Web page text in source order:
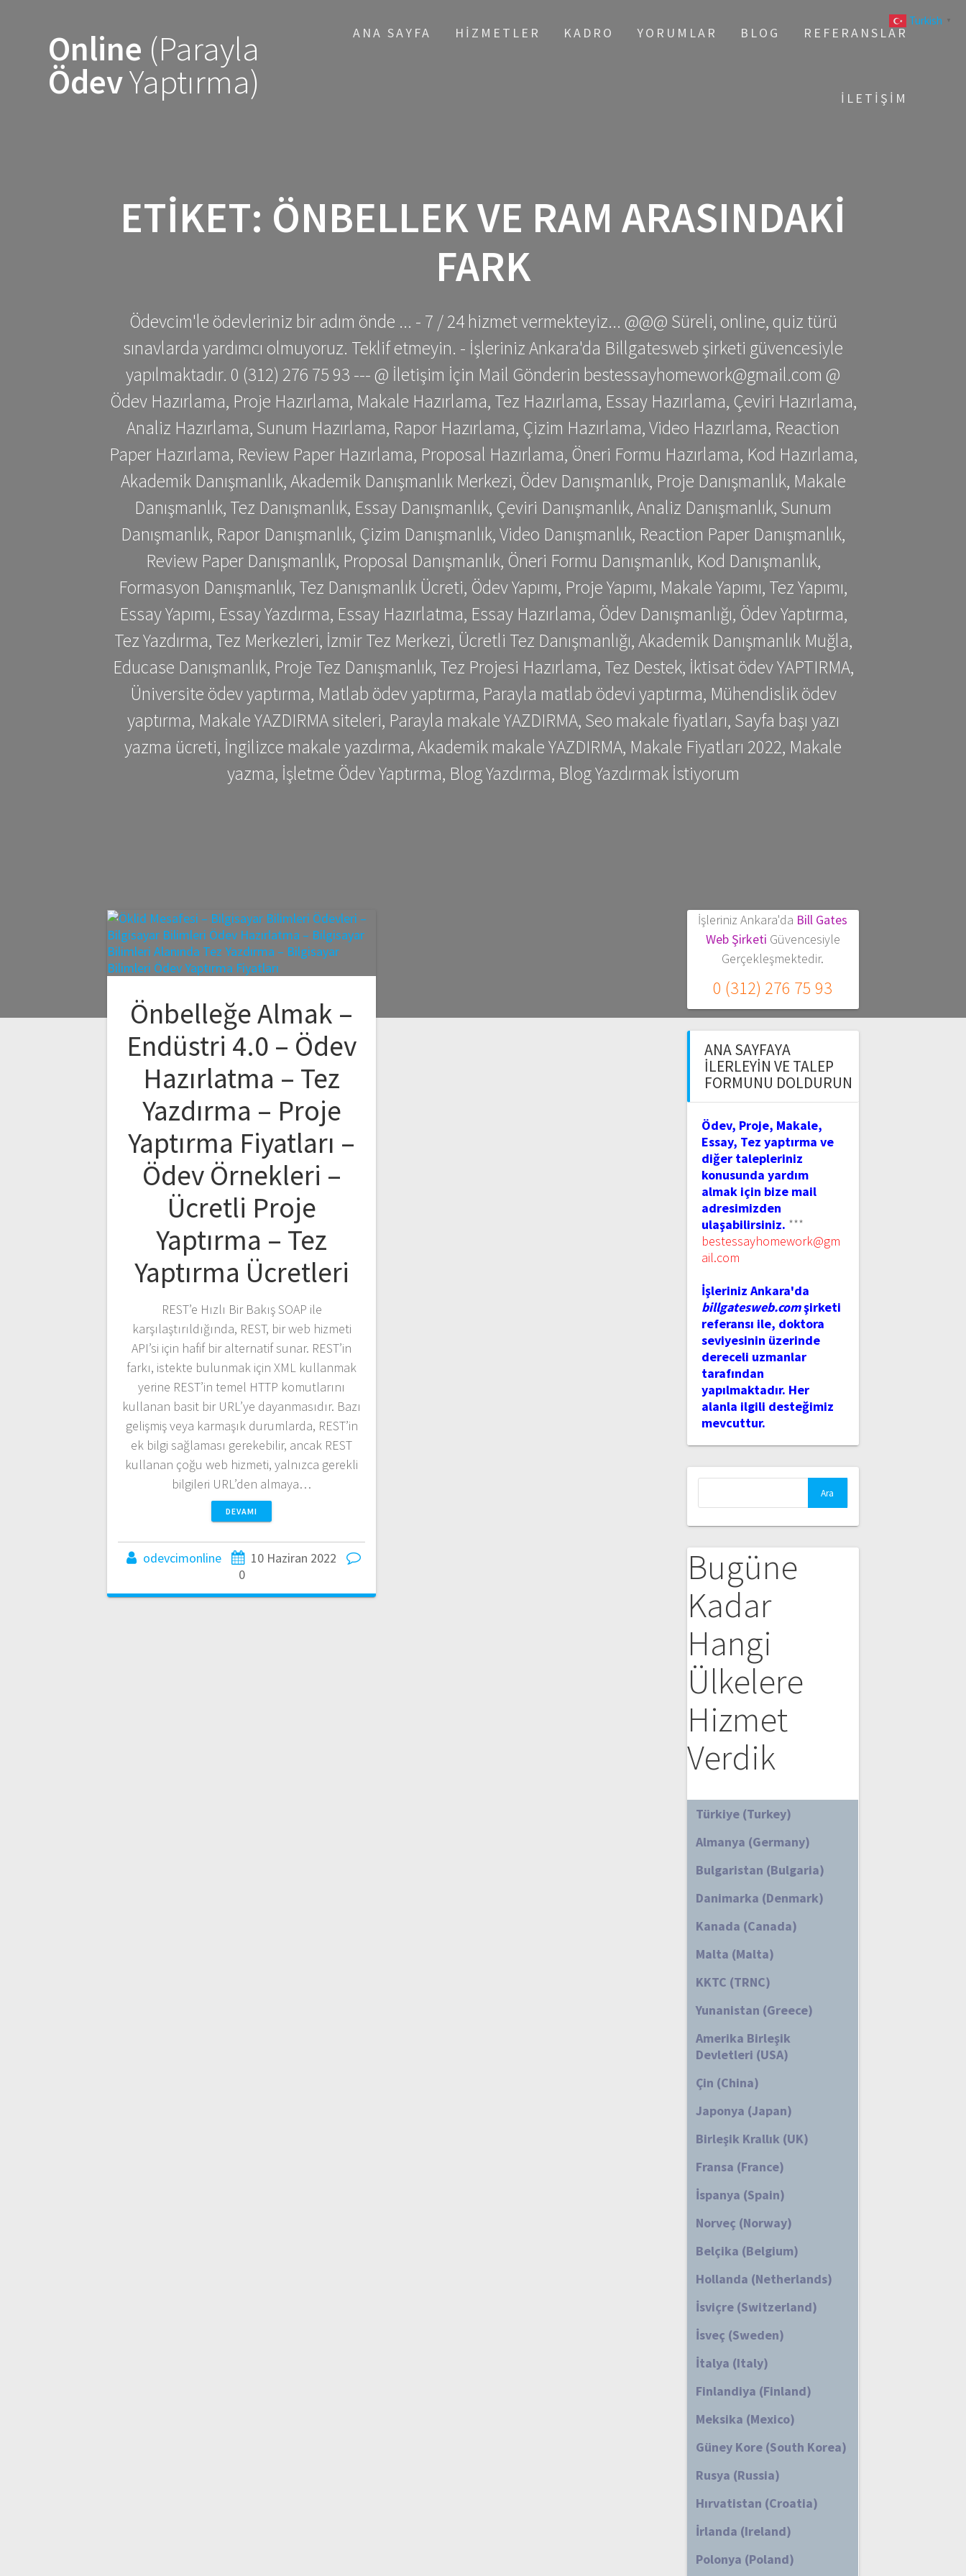
Online (Parayla
ÖdevYaptırma)
ANA SAYFA HIZMETLER KADRO YORUMLAR BLOG REFERANSLAR
İLETIŞIM
ETIKET: ÖNBELLEK VE RAM ARASINDAKI
FARK
Ödevcim'le ödevleriniz bir adım önde ... - 7 / 24 hizmet vermekteyiz... @@@ Süreli, online, quiz türü
sınavlarda yardımcı olmuyoruz. Teklif etmeyin. - İşleriniz Ankara'da Billgatesweb şirketi güvencesiyle
yapılmaktadır. 0 (312) 276 75 93 --- @ İletişim İçin Mail Gönderin bestessayhomework@gmail.com @
Ödev Hazırlama, Proje Hazırlama, Makale Hazırlama, Tez Hazırlama, Essay Hazırlama, Çeviri Hazırlama,
Analiz Hazırlama, Sunum Hazırlama, Rapor Hazırlama, Çizim Hazırlama, Video Hazırlama, Reaction
Paper Hazırlama, Review Paper Hazırlama, Proposal Hazırlama, Öneri Formu Hazırlama, Kod Hazırlama,
Akademik Danışmanlık, Akademik Danışmanlık Merkezi, Ödev Danışmanlık, Proje Danışmanlık, Makale
Danışmanlık, Tez Danışmanlık, Essay Danışmanlık, Çeviri Danışmanlık, Analiz Danışmanlık, Sunum
Danışmanlık, Rapor Danışmanlık, Çizim Danışmanlık, Video Danışmanlık, Reaction Paper Danışmanlık,
Review Paper Danışmanlık, Proposal Danışmanlık, Öneri Formu Danışmanlık, Kod Danışmanlık,
Formasyon Danışmanlık, Tez Danışmanlık Ücreti, Ödev Yapımı, Proje Yapımı, Makale Yapımı, Tez Yapımı,
Essay Yapımı, Essay Yazdırma, Essay Hazırlatma, Essay Hazırlama, Ödev Danışmanlığı, Ödev Yaptırma,
Tez Yazdırma, Tez Merkezleri, İzmir Tez Merkezi, Ücretli Tez Danışmanlığı, Akademik Danışmanlık Muğla,
Educase Danışmanlık, Proje Tez Danışmanlık, Tez Projesi Hazırlama, Tez Destek, İktisat ödev YAPTIRMA,
Üniversite ödev yaptırma, Matlab ödev yaptırma, Parayla matlab ödevi yaptırma, Mühendislik ödev
yaptırma, Makale YAZDIRMA siteleri, Parayla makale YAZDIRMA, Seo makale fiyatları, Sayfa başı yazı
yazma ücreti, İngilizce makale yazdırma, Akademik makale YAZDIRMA, Makale Fiyatları 2022, Makale
yazma, İşletme Ödev Yaptırma, Blog Yazdırma, Blog Yazdırmak İstiyorum
Önbelleğe Almak –
Endüstri 4.0 – Ödev
Hazırlatma – Tez
Yazdırma – Proje
Yaptırma Fiyatları –
Ödev Örnekleri –
Ücretli Proje
Yaptırma – Tez
Yaptırma Ücretleri
REST’e Hızlı Bir Bakış SOAP ile
karşılaştırıldığında, REST, bir web hizmeti
API’si için hafif bir alternatif sunar. REST’in
farkı, istekte bulunmak için XML kullanmak
yerine REST’in temel HTTP komutlarını
kullanan basit bir URL’ye dayanmasıdır. Bazı
gelişmiş veya karmaşık durumlarda, REST’in
ek bilgi sağlaması gerekebilir, ancak REST
kullanan çoğu web hizmeti, yalnızca gerekli
bilgileri URL’den almaya…
DEVAMI
odevcimonline
10 Haziran 2022
0
İşleriniz Ankara'da Bill Gates
Web Şirketi Güvencesiyle
Gerçekleşmektedir.
0 (312) 276 75 93
ANA SAYFAYA
İLERLEYIN VE TALEP
FORMUNU DOLDURUN
Ödev, Proje, Makale,
Essay, Tez yaptırma ve
diğer talepleriniz
konusunda yardım
almak için bize mail
adresimizden
ulaşabilirsiniz. ***
bestessayhomework@gm
ail.com
İşleriniz Ankara'da
billgatesweb.comşirketi
referansı ile, doktora
seviyesinin üzerinde
dereceli uzmanlar
tarafından
yapılmaktadır. Her
alanla ilgili desteğimiz
mevcuttur.
Bugüne
Kadar
Hangi
Ülkelere
Hizmet
Verdik
Türkiye (Turkey)
Almanya (Germany)
Bulgaristan (Bulgaria)
Danimarka (Denmark)
Kanada (Canada)
Malta (Malta)
KKTC (TRNC)
Yunanistan (Greece)
Amerika Birleşik
Devletleri (USA)
Çin (China)
Japonya (Japan)
Birleşik Krallık (UK)
Fransa (France)
İspanya (Spain)
Norveç (Norway)
Belçika (Belgium)
Hollanda (Netherlands)
İsviçre (Switzerland)
İsveç (Sweden)
İtalya (Italy)
Finlandiya (Finland)
Meksika (Mexico)
Güney Kore (South Korea)
Rusya (Russia)
Hırvatistan (Croatia)
İrlanda (Ireland)
Polonya (Poland)
Turkish ▼